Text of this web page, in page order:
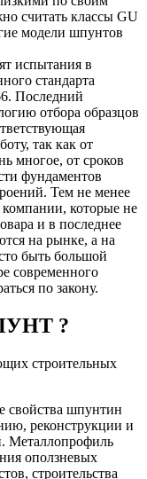
считать классы GU
модели шпунтов
испытания в
стандарта
Последний
отбора образцов
так как от
многое, от сроков
фундаментов
Тем не менее
которые не
и в последнее
на рынке, а на
быть большой
современного
по закону.
?
строительных
свойства шпунтин
реконструкции и
Металлопрофиль
оползневых
строительства